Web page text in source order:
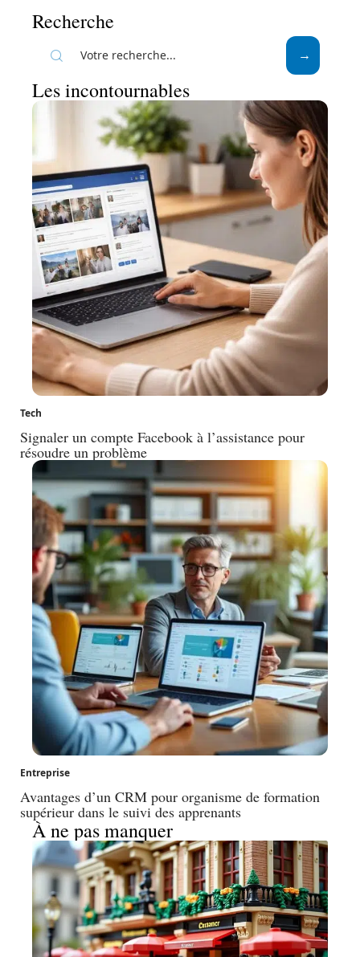
Recherche
Les incontournables
Tech
Signaler un compte Facebook à l’assistance pour
résoudre un problème
Entreprise
Avantages d’un CRM pour organisme de formation
supérieur dans le suivi des apprenants
À ne pas manquer